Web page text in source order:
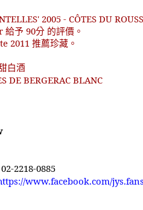
2005 - CÔTES DU
給予 90分 的評價。
2011 推薦珍藏。
白酒
DE BERGERAC BLANC
2218-0885
www.facebook.com/jys.fans